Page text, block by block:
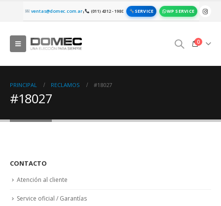
ventas@domec.com.ar| (011) 4312 - 1980 SERVICE WP SERVICE
0
PRINCIPAL RECLAMOS #18027
#18027
CONTACTO
Atención al cliente
Service oficial / Garantías